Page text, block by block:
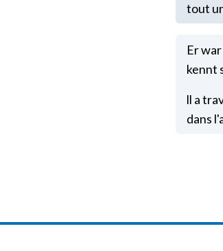
tout
Er
kennt
ll a
dans